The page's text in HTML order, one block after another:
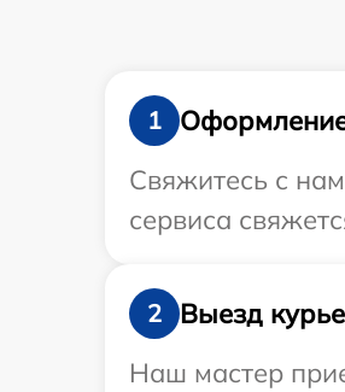
1
Свяжитесь с
сервиса
2
Выезд
Наш мастер